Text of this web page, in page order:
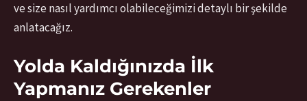
ve size nasıl yardımcı olabileceğimizi detaylı bir şekilde
anlatacağız.
Yolda Kaldığınızda İlk
Yapmanız Gerekenler